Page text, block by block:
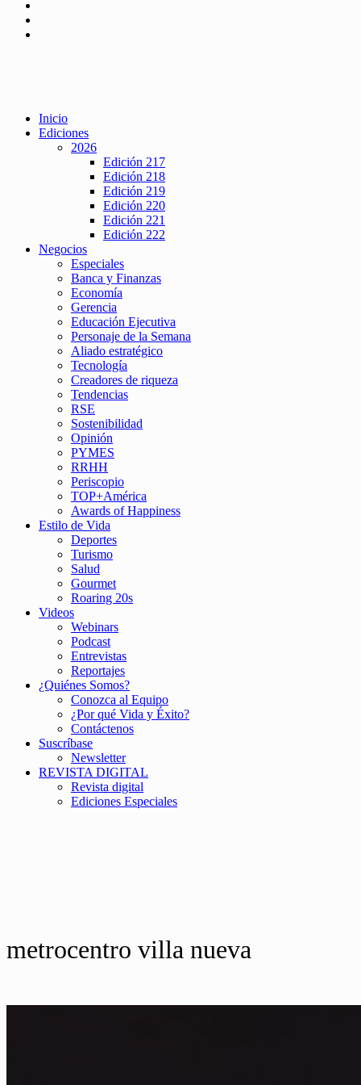
Inicio
Ediciones
2026
Edición 217
Edición 218
Edición 219
Edición 220
Edición 221
Edición 222
Negocios
Especiales
Banca y Finanzas
Economía
Gerencia
Educación Ejecutiva
Personaje de la Semana
Aliado estratégico
Tecnología
Creadores de riqueza
Tendencias
RSE
Sostenibilidad
Opinión
PYMES
RRHH
Periscopio
TOP+América
Awards of Happiness
Estilo de Vida
Deportes
Turismo
Salud
Gourmet
Roaring 20s
Videos
Webinars
Podcast
Entrevistas
Reportajes
¿Quiénes Somos?
Conozca al Equipo
¿Por qué Vida y Éxito?
Contáctenos
Suscríbase
Newsletter
REVISTA DIGITAL
Revista digital
Ediciones Especiales
metrocentro villa nueva